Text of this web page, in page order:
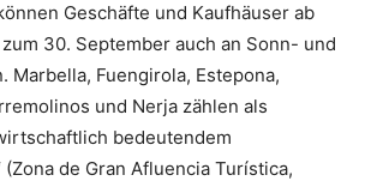
Geschäfte und Kaufhäuser ab
30. September auch an Sonn- und
Marbella, Fuengirola, Estepona,
und Nerja zählen als
bedeutendem
de Gran Afluencia Turística,